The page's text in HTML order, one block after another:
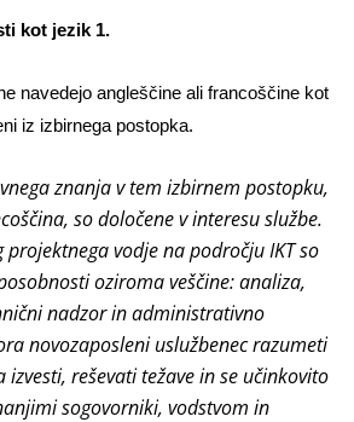
kot jezik 1.
navedejo angleščine ali francoščine kot
iz izbirnega postopka.
znanja v tem izbirnem postopku,
so določene v interesu službe.
vodje na področju IKT so
oziroma veščine: analiza,
nadzor in administrativno
novozaposleni uslužbenec razumeti
reševati težave in se učinkovito
sogovorniki, vodstvom in